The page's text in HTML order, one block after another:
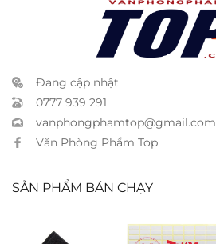
Đang cập nhật
0777 939 291
vanphongphamtop@gmail.com
Văn Phòng Phẩm Top
SẢN PHẨM BÁN CHẠY